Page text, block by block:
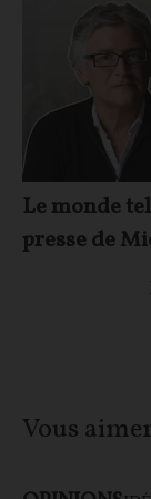
Le monde
presse de
Vous